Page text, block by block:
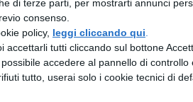
di terze parti, per mostrarti annunci
consenso.
policy, leggi cliccando qui
accettarli tutti cliccando sul bottone
accedere al pannello di controllo
tutto, userai solo i cookie tecnici di
alcuna differenza
comprenderebbe tutti.
per mezzo della quale
discutere, eseguire